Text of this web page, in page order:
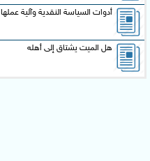
أدوات السياسة النقدية وآلية عملها
هل الميت يشتاق إلى أهله